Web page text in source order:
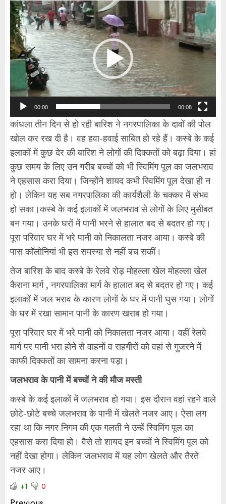
Video
Player
00:00 00:08
कांधला तीन दिन से हो रही बारिश ने नगरपालिका के दावों की पोल
खोल कर रख दी है। वह हवा-हवाई साबित हो रहे हैं। कस्बे के कई
इलाकों में कुछ देर की बारिश ने लोगों की दिक्कतों को बढ़ा दिया। हां
कुछ समय के लिए उन गरीब बच्चों को भी स्विमिंग पूल का जलभराव
ने एहसास करा दिया। जिन्होंने शायद कभी स्विमिंग पूल देखा ही न
हो। लेकिन यह सब नगरपालिका की कार्यशैली के चक्कर में संभव
हो सका।कस्बे के कई इलाकों में जलभराव से लोगों के लिए मुसीबत
बन गया। उनके घरों में पानी भरने से हालात बद से बदतर हो गए।
पूरा परिवार घर में भरे पानी को निकालता नजर आया। कस्बे की
पास कॉलोनियां भी इस समस्या से नहीं बच सकीं।
तेज बारिश के बाद कस्बे के रेलवे रोड़ मोहल्ला खेल मोहल्ला खेल
कैराना मार्ग , नगरपालिका मार्ग के हालात बद से बदतर हो गए। कई
इलाकों में जल भराव के कारण लोगों के घर में पानी घुस गया। लोगों
के घर में रखा सामान पानी के कारण खराब हो गया।
पूरा परिवार घर में भरे पानी को निकालता नजर आया। वहीं रेलवे
मार्ग पर पानी भरा होने से वाहनों व राहगीरों को वहां से गुजरने में
काफी दिक्कतों का सामना करना पड़ा।
जलभराव के पानी में बच्चों ने की मौज मस्ती
कस्बे के कई इलाकों में जलभराव हो गया। इस दौरान वहां रहने वाले
छोटे-छोटे बच्चे जलभराव के पानी में खेलते नजर आए। ऐसा लग
रहा था कि नगर निगम की एक गलती ने उन्हें स्विमिंग पूल का
एहसास करा दिया हो। वैसे तो शायद इन बच्चों ने स्विमिंग पूल को
नहीं देखा होगा। लेकिन जलभराव में यह लोग खेलते और तैरते
नजर आए।
+1 0